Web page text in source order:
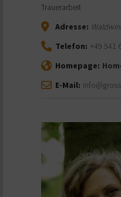
Trauerarbeit
Adresse:
Telefon: +49 541
Homepage:
E-Mail: